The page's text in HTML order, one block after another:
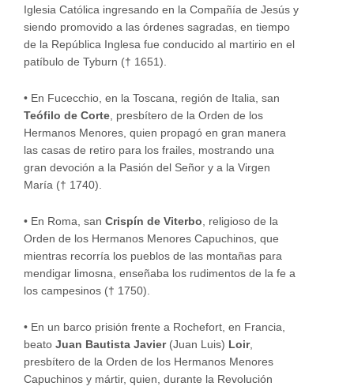
Iglesia Católica ingresando en la Compañía de Jesús y
siendo promovido a las órdenes sagradas, en tiempo
de la República Inglesa fue conducido al martirio en el
patíbulo de Tyburn († 1651).
• En Fucecchio, en la Toscana, región de Italia, san
Teófilo de Corte, presbítero de la Orden de los
Hermanos Menores, quien propagó en gran manera
las casas de retiro para los frailes, mostrando una
gran devoción a la Pasión del Señor y a la Virgen
María († 1740).
• En Roma, san Crispín de Viterbo, religioso de la
Orden de los Hermanos Menores Capuchinos, que
mientras recorría los pueblos de las montañas para
mendigar limosna, enseñaba los rudimentos de la fe a
los campesinos († 1750).
• En un barco prisión frente a Rochefort, en Francia,
beato Juan Bautista Javier(Juan Luis) Loir,
presbítero de la Orden de los Hermanos Menores
Capuchinos y mártir, quien, durante la Revolución